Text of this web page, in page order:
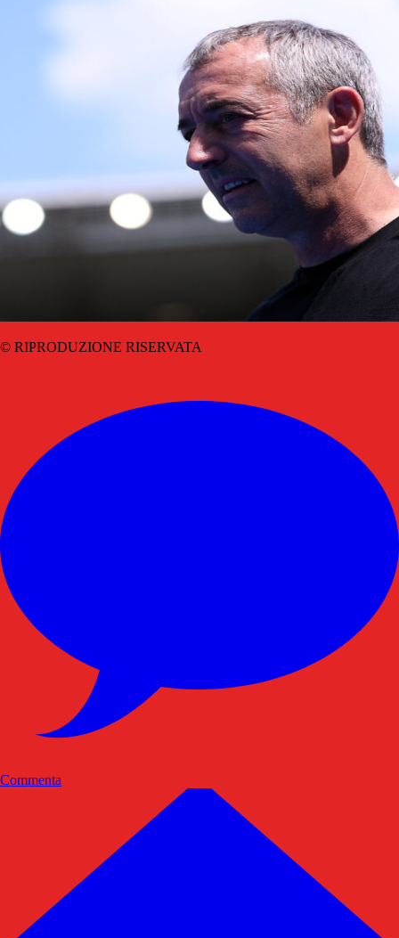
© RIPRODUZIONE RISERVATA
Commenta